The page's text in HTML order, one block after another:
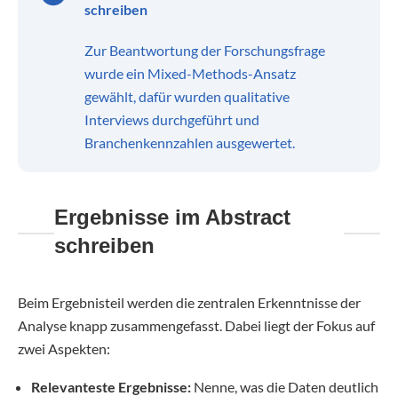
schreiben
Zur Beantwortung der Forschungsfrage
wurde ein Mixed-Methods-Ansatz
gewählt, dafür wurden qualitative
Interviews durchgeführt und
Branchenkennzahlen ausgewertet.
Ergebnisse im Abstract
schreiben
Beim Ergebnisteil werden die zentralen Erkenntnisse der
Analyse knapp zusammengefasst. Dabei liegt der Fokus auf
zwei Aspekten:
Relevanteste Ergebnisse: Nenne, was die Daten deutlich